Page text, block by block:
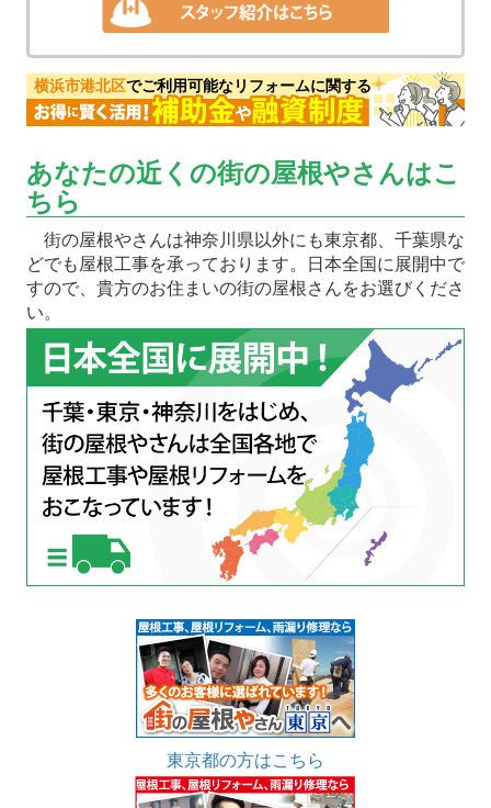
横浜市港北区でご利用可能なリフォームに関する
あなたの近くの街の屋根やさんはこ
ちら
街の屋根やさんは神奈川県以外にも東京都、千葉県な
どでも屋根工事を承っております。日本全国に展開中で
すので、貴方のお住まいの街の屋根さんをお選びくださ
い。
東京都の方はこちら